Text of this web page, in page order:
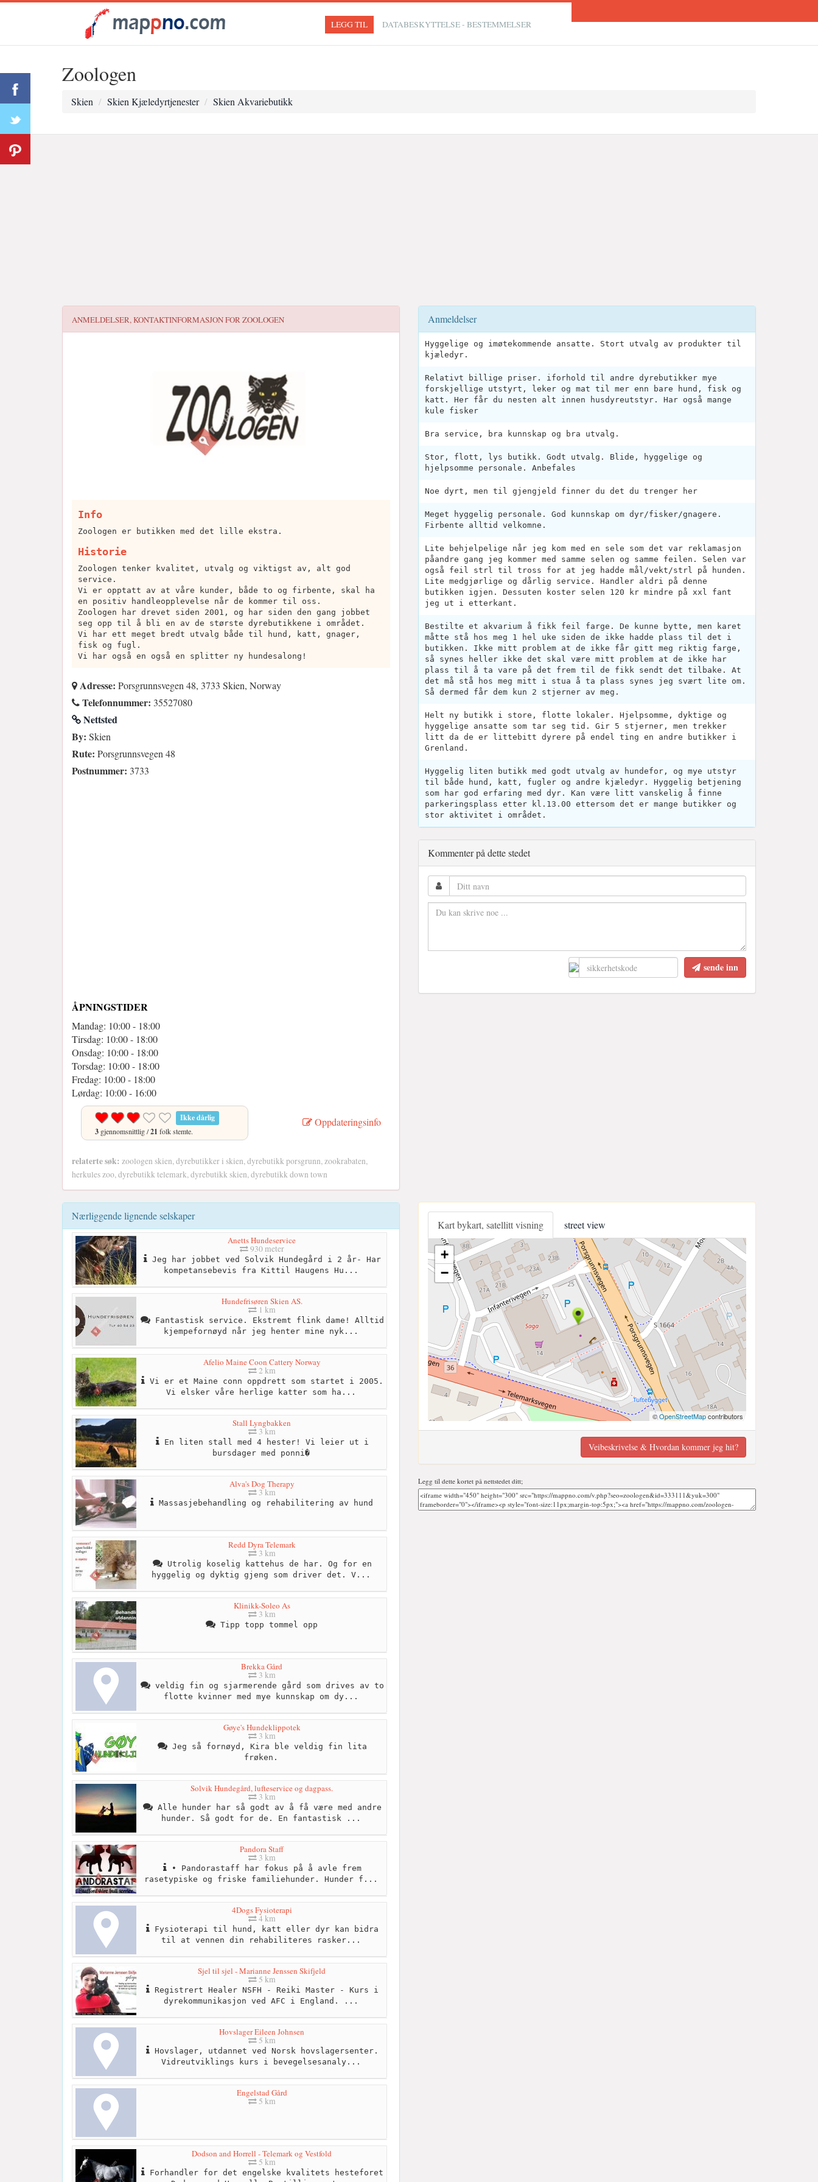
LEGG TIL DATABESKYTTELSE - BESTEMMELSER
Zoologen
Skien Skien Kjæledyrtjenester Skien Akvariebutikk
ANMELDELSER, KONTAKTINFORMASJON FORZOOLOGEN
Info
Zoologen er butikken med det lille ekstra.
Historie
Zoologen tenker kvalitet, utvalg og viktigst av, alt god
service.
Vi er opptatt av at våre kunder, både to og firbente, skal ha
en positiv handleopplevelse når de kommer til oss.
Zoologen har drevet siden 2001, og har siden den gang jobbet
seg opp til å bli en av de største dyrebutikkene i området.
Vi har ett meget bredt utvalg både til hund, katt, gnager,
fisk og fugl.
Vi har også en også en splitter ny hundesalong!
Adresse: Porsgrunnsvegen 48, 3733 Skien, Norway
Telefonnummer: 35527080
Nettsted
By: Skien
Rute: Porsgrunnsvegen 48
Postnummer: 3733
ÅPNINGSTIDER
Mandag: 10:00 - 18:00
Tirsdag: 10:00 - 18:00
Onsdag: 10:00 - 18:00
Torsdag: 10:00 - 18:00
Fredag: 10:00 - 18:00
Lørdag: 10:00 - 16:00
Ikke dårlig
3 gjennomsnittlig /21 folk stemte.
Oppdateringsinfo
relaterte søk: zoologen skien, dyrebutikker i skien, dyrebutikk porsgrunn, zookrabaten,
herkules zoo, dyrebutikk telemark, dyrebutikk skien, dyrebutikk down town
Nærliggende lignende selskaper
Anetts Hundeservice
930 meter
Jeg har jobbet ved Solvik Hundegård i 2 år- Har
kompetansebevis fra Kittil Haugens Hu...
Hundefrisøren Skien AS.
1 km
Fantastisk service. Ekstremt flink dame! Alltid
kjempefornøyd når jeg henter mine nyk...
Afelio Maine Coon Cattery Norway
2 km
Vi er et Maine conn oppdrett som startet i 2005.
Vi elsker våre herlige katter som ha...
Stall Lyngbakken
3 km
En liten stall med 4 hester! Vi leier ut i
bursdager med ponni�
Alva's Dog Therapy
3 km
Massasjebehandling og rehabilitering av hund
Redd Dyra Telemark
3 km
Utrolig koselig kattehus de har. Og for en
hyggelig og dyktig gjeng som driver det. V...
Klinikk-Soleo As
3 km
Tipp topp tommel opp
Brekka Gård
3 km
veldig fin og sjarmerende gård som drives av to
flotte kvinner med mye kunnskap om dy...
Gøye's Hundeklippotek
3 km
Jeg så fornøyd, Kira ble veldig fin lita
frøken.
Solvik Hundegård, lufteservice og dagpass.
3 km
Alle hunder har så godt av å få være med andre
hunder. Så godt for de. En fantastisk ...
Pandora Staff
3 km
• Pandorastaff har fokus på å avle frem
rasetypiske og friske familiehunder. Hunder f...
4Dogs Fysioterapi
4 km
Fysioterapi til hund, katt eller dyr kan bidra
til at vennen din rehabiliteres rasker...
Sjel til sjel - Marianne Jenssen Skifjeld
5 km
Registrert Healer NSFH - Reiki Master - Kurs i
dyrekommunikasjon ved AFC i England. ...
Hovslager Eileen Johnsen
5 km
Hovslager, utdannet ved Norsk hovslagersenter.
Vidreutviklings kurs i bevegelsesanaly...
Engelstad Gård
5 km
Dodson and Horrell - Telemark og Vestfold
5 km
Forhandler for det engelske kvalitets hesteforet
Anmeldelser
Hyggelige og imøtekommende ansatte. Stort utvalg av produkter til
kjæledyr.
Relativt billige priser. iforhold til andre dyrebutikker mye
forskjellige utstyrt, leker og mat til mer enn bare hund, fisk og
katt. Her får du nesten alt innen husdyreutstyr. Har også mange
kule fisker
Bra service, bra kunnskap og bra utvalg.
Stor, flott, lys butikk. Godt utvalg. Blide, hyggelige og
hjelpsomme personale. Anbefales
Noe dyrt, men til gjengjeld finner du det du trenger her
Meget hyggelig personale. God kunnskap om dyr/fisker/gnagere.
Firbente alltid velkomne.
Lite behjelpelige når jeg kom med en sele som det var reklamasjon
påandre gang jeg kommer med samme selen og samme feilen. Selen var
også feil strl til tross for at jeg hadde mål/vekt/strl på hunden.
Lite medgjørlige og dårlig service. Handler aldri på denne
butikken igjen. Dessuten koster selen 120 kr mindre på xxl fant
jeg ut i etterkant.
Bestilte et akvarium å fikk feil farge. De kunne bytte, men karet
måtte stå hos meg 1 hel uke siden de ikke hadde plass til det i
butikken. Ikke mitt problem at de ikke får gitt meg riktig farge,
så synes heller ikke det skal være mitt problem at de ikke har
plass til å ta vare på det frem til de fikk sendt det tilbake. At
det må stå hos meg mitt i stua å ta plass synes jeg svært lite om.
Så dermed får dem kun 2 stjerner av meg.
Helt ny butikk i store, flotte lokaler. Hjelpsomme, dyktige og
hyggelige ansatte som tar seg tid. Gir 5 stjerner, men trekker
litt da de er littebitt dyrere på endel ting en andre butikker i
Grenland.
Hyggelig liten butikk med godt utvalg av hundefor, og mye utstyr
til både hund, katt, fugler og andre kjæledyr. Hyggelig betjening
som har god erfaring med dyr. Kan være litt vanskelig å finne
parkeringsplass etter kl.13.00 ettersom det er mange butikker og
stor aktivitet i området.
Kommenter på dette stedet
sende inn
Kart bykart, satellitt visning street view
+
−
©OpenStreetMapcontributors
Veibeskrivelse & Hvordan kommer jeg hit?
Legg til dette kortet på nettstedet ditt;